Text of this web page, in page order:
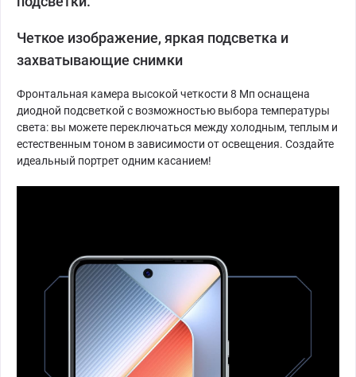
Четкое изображение, яркая подсветка и
захватывающие снимки
Фронтальная камера высокой четкости 8 Мп оснащена
диодной подсветкой с возможностью выбора температуры
света: вы можете переключаться между холодным, теплым и
естественным тоном в зависимости от освещения. Создайте
идеальный портрет одним касанием!